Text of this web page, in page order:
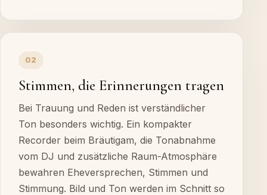
02
Stimmen, die Erinnerungen tragen
Bei Trauung und Reden ist verständlicher
Ton besonders wichtig. Ein kompakter
Recorder beim Bräutigam, die Tonabnahme
vom DJ und zusätzliche Raum-Atmosphäre
bewahren Eheversprechen, Stimmen und
Stimmung. Bild und Ton werden im Schnitt so